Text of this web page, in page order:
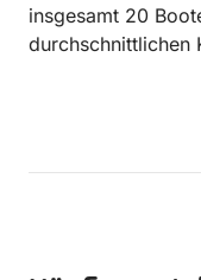
insgesamt 20
durchschnittlichen